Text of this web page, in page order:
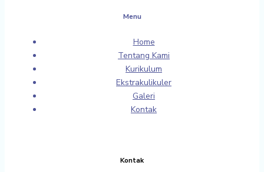
Menu
Home
Tentang Kami
Kurikulum
Ekstrakulikuler
Galeri
Kontak
Kontak